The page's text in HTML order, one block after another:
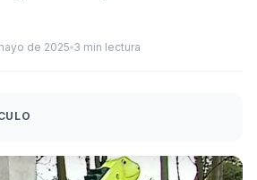
de 2025 3 min lectura